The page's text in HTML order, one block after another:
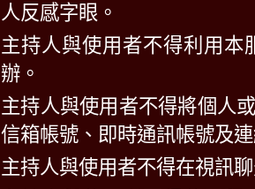
人反感字眼。
主持人與使用者不得利用
辦。
主持人與使用者不得將個人
信箱帳號、即時通訊帳號及
主持人與使用者不得在視訊